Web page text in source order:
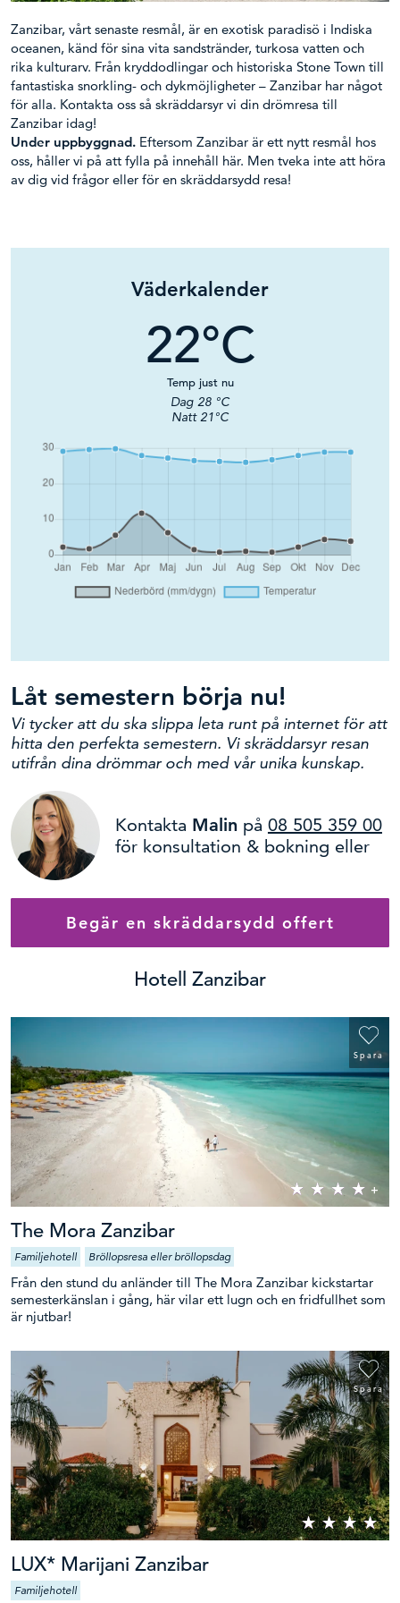
Zanzibar, vårt senaste resmål, är en exotisk paradisö i Indiska
oceanen, känd för sina vita sandstränder, turkosa vatten och
rika kulturarv. Från kryddodlingar och historiska Stone Town till
fantastiska snorkling- och dykmöjligheter – Zanzibar har något
för alla. Kontakta oss så skräddarsyr vi din drömresa till
Zanzibar idag!
Under uppbyggnad. Eftersom Zanzibar är ett nytt resmål hos
oss, håller vi på att fylla på innehåll här. Men tveka inte att höra
av dig vid frågor eller för en skräddarsydd resa!
Väderkalender
22°C
Temp just nu
Dag 28 °C
Natt21°C
Låt semestern börja nu!
Vi tycker att du ska slippa leta runt på internet för att
hitta den perfekta semestern. Vi skräddarsyr resan
utifrån dina drömmar och med vår unika kunskap.
Kontakta Malinpå 08 505 359 00
för konsultation & bokning eller
Begär en skräddarsydd offert
E-postadress
Telefon
Avresedatum
Reslängd
Antal vuxna
Antal barn
Barnets/barnens ålder vid hemkomst
Hotell Zanzibar
Spara
The Mora Zanzibar
Familjehotell Bröllopsresa eller bröllopsdag
Från den stund du anländer till The Mora Zanzibar kickstartar
semesterkänslan i gång, här vilar ett lugn och en fridfullhet som
är njutbar!
Spara
LUX* Marijani Zanzibar
Familjehotell